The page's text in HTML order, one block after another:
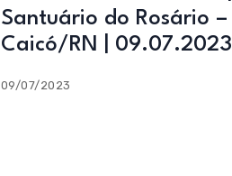
Santuário do Rosário –
Caicó/RN | 09.07.2023
09/07/2023